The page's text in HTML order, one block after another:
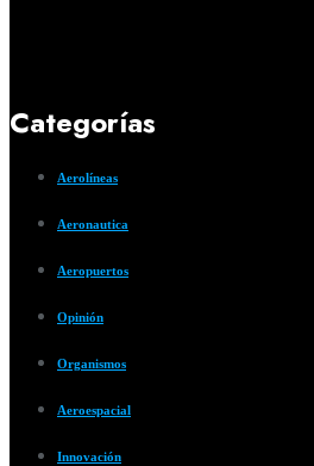
Categorías
Aerolíneas
Aeronautica
Aeropuertos
Opinión
Organismos
Aeroespacial
Innovación